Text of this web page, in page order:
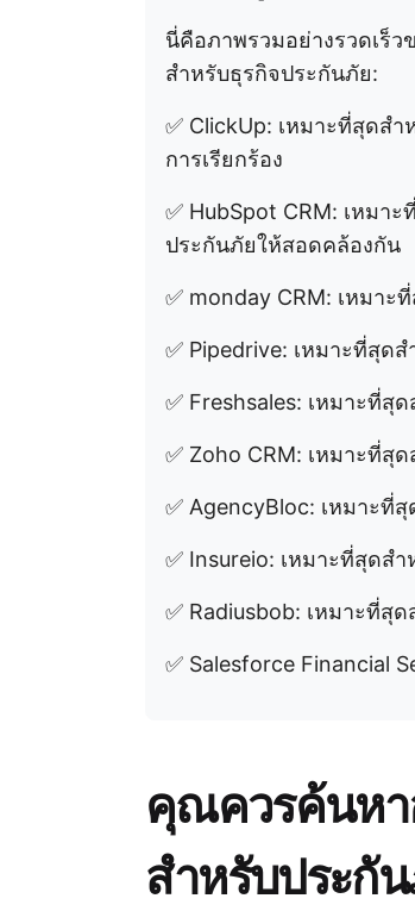
นี่คือภาพรวมอย่างรวดเร็
สำหรับธุรกิจประกันภัย:
✅ ClickUp: เหมาะที่สุดส
การเรียกร้อง
✅ HubSpot CRM: เหมา
ประกันภัยให้สอดคล้องกัน
✅ monday CRM: เหมา
✅ Pipedrive: เหมาะที่สุด
✅ Freshsales: เหมาะที่สุ
✅ Zoho CRM: เหมาะที่สุ
✅ AgencyBloc: เหมาะ
✅ Insureio: เหมาะที่สุดส
✅ Radiusbob: เหมาะที่สุ
✅ Salesforce Financial
คุณควรค้นหา
สำหรับประกั